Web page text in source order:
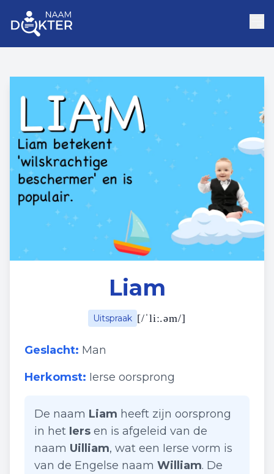
Liam
Uitspraak [/ˈliː.əm/]
Geslacht: Man
Herkomst: Ierse oorsprong
De naam Liam heeft zijn oorsprong
in het Iers en is afgeleid van de
naam Uilliam, wat een Ierse vorm is
van de Engelse naam William. De